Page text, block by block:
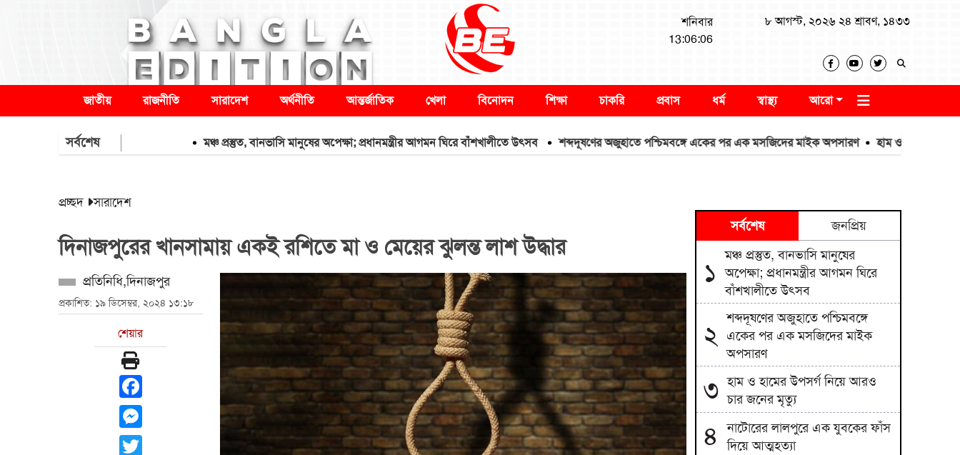
শনিবার
13:06:07
৮ আগস্ট, ২০২৬ ২৪ শ্রাবণ, ১৪৩৩
জাতীয় রাজনীতি সারাদেশ অর্থনীতি আন্তর্জাতিক খেলা বিনোদন শিক্ষা চাকরি প্রবাস ধর্ম স্বাস্থ্য আরো
সর্বশেষ মঞ্চ প্রস্তুত, বানভাসি মানুষের অপেক্ষা; প্রধানমন্ত্রীর আগমন ঘিরে বাঁশখালীতে উৎসব শব্দদূষণের অজুহাতে পশ্চিমবঙ্গে একের পর এক মসজিদের মাইক অপসারণ হাম ও হামের উপসর্গ নিয়ে
প্রচ্ছদ সারাদেশ
দিনাজপুরের খানসামায় একই রশিতে মা ও মেয়ের ঝুলন্ত লাশ উদ্ধার
প্রতিনিধি,দিনাজপুর
প্রকাশিত: ১৯ ডিসেম্বর, ২০২৪ ১৩:১৮
শেয়ার
Facebook
Messenger
Twitter
সর্বশেষ জনপ্রিয়
১
মঞ্চ প্রস্তুত, বানভাসি মানুষের
অপেক্ষা; প্রধানমন্ত্রীর আগমন ঘিরে
বাঁশখালীতে উৎসব
২
শব্দদূষণের অজুহাতে পশ্চিমবঙ্গে
একের পর এক মসজিদের মাইক
অপসারণ
৩ হাম ও হামের উপসর্গ নিয়ে আরও
চার জনের মৃত্যু
৪
নাটোরের লালপুরে এক যুবকের ফাঁস
দিয়ে আত্মহত্যা